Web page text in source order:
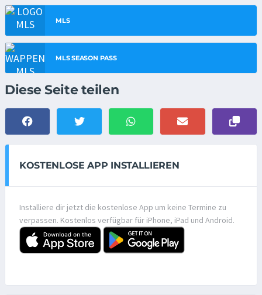
MLS
MLS SEASON PASS
Diese Seite teilen
KOSTENLOSE APP INSTALLIEREN
Installiere dir jetzt die kostenlose App um keine Termine zu
verpassen. Kostenlos verfügbar für iPhone, iPad und Android.